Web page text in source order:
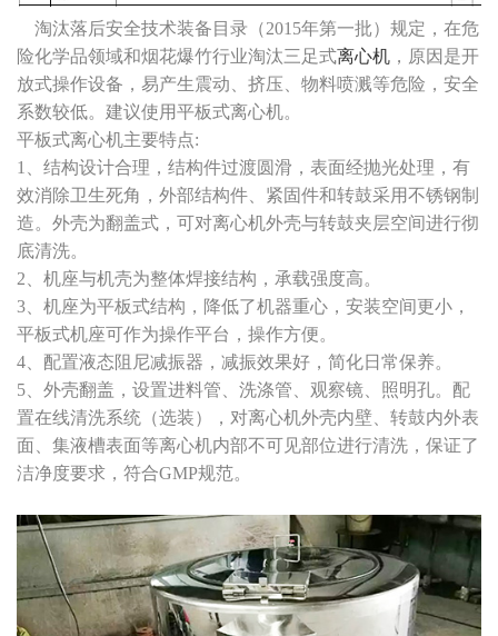
淘汰落后安全技术装备目录（2015年第一批）规定，在危
险化学品领域和烟花爆竹行业淘汰三足式离心机 ，原因是开
放式操作设备，易产生震动、挤压、物料喷溅等危险，安全
系数较低。建议使用平板式离心机。
平板式离心机主要特点:
1、结构设计合理，结构件过渡圆滑，表面经抛光处理，有
效消除卫生死角，外部结构件、紧固件和转鼓采用不锈钢制
造。外壳为翻盖式，可对离心机外壳与转鼓夹层空间进行彻
底清洗。
2、机座与机壳为整体焊接结构，承载强度高。
3、机座为平板式结构，降低了机器重心，安装空间更小，
平板式机座可作为操作平台，操作方便。
4、配置液态阻尼减振器，减振效果好，简化日常保养。
5、外壳翻盖，设置进料管、洗涤管、观察镜、照明孔。配
置在线清洗系统（选装），对离心机外壳内壁、转鼓内外表
面、集液槽表面等离心机内部不可见部位进行清洗，保证了
洁净度要求，符合GMP规范。